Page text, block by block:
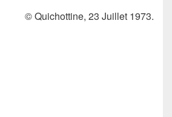
© Quichottine, 23 Juillet 1973.